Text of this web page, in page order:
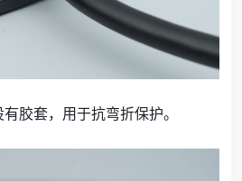
胶套，用于抗弯折保护。